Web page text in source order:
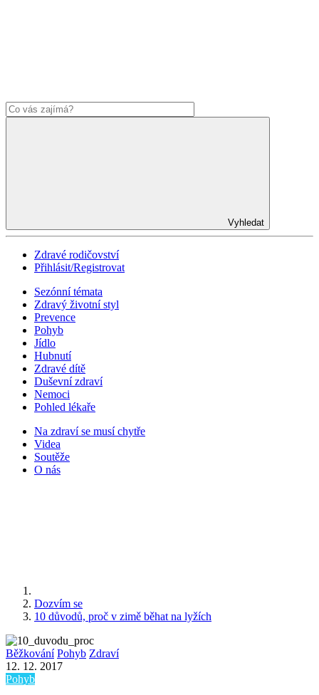
Vyhledat
Zdravé rodičovství
Přihlásit/Registrovat
Sezónní témata
Zdravý životní styl
Prevence
Pohyb
Jídlo
Hubnutí
Zdravé dítě
Duševní zdraví
Nemoci
Pohled lékaře
Na zdraví se musí chytře
Videa
Soutěže
O nás
Dozvím se
10 důvodů, proč v zimě běhat na lyžích
Běžkování Pohyb Zdraví
12. 12. 2017
Pohyb